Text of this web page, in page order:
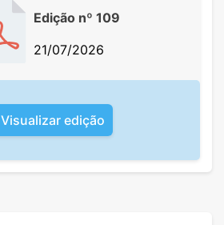
Edição nº 109
21/07/2026
Visualizar edição